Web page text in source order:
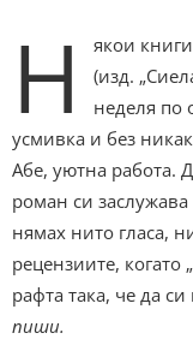
Н якои
(изд.
неделя по
усмивка и без
Абе, уютна работа.
роман си
нямах нито гласа,
рецензиите, когато
рафта така, че да си
пиши.